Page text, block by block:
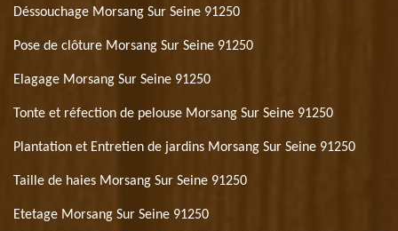
Déssouchage Morsang Sur Seine 91250
Pose de clôture Morsang Sur Seine 91250
Elagage Morsang Sur Seine 91250
Tonte et réfection de pelouse Morsang Sur Seine 91250
Plantation et Entretien de jardins Morsang Sur Seine 91250
Taille de haies Morsang Sur Seine 91250
Etetage Morsang Sur Seine 91250